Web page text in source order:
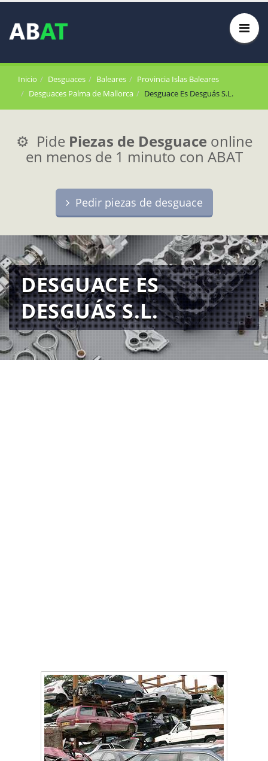
Inicio Desguaces Baleares
Provincia Islas Baleares
Desguaces Palma de Mallorca
Desguace Es Desguás S.L.
⚙️ Pide Piezas de Desguace online
en menos de 1 minuto con ABAT
Pedir piezas de desguace
DESGUACE ES
DESGUÁS S.L.